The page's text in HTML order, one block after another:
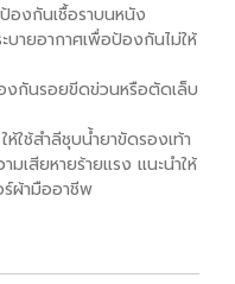
องกันเชื้อราบนหนัง
บายอากาศเพื่อป้องกันไม่ให้
งกันรอยขีดข่วนหรือตัดเล็บ
ช้สำลีชุบน้ำยาขัดรองเท้า
มเสียหายร้ายแรง แนะนำให้
ร์ผ้ามืออาชีพ